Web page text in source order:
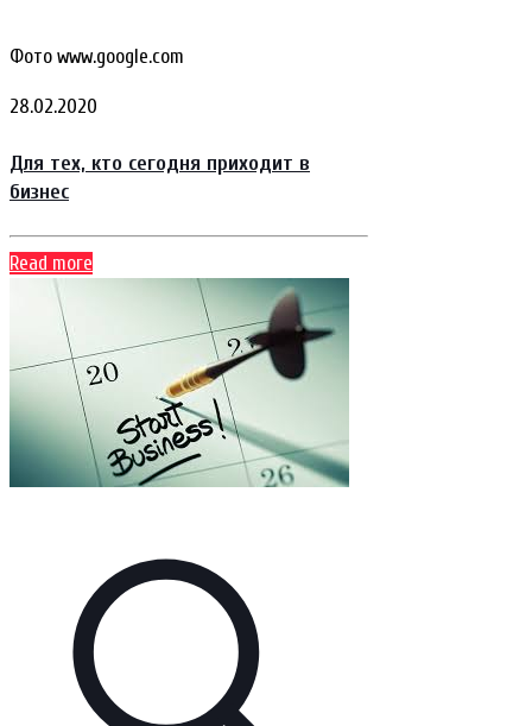
Фото www.google.com
28.02.2020
Для тех, кто сегодня приходит в
бизнес
Read more